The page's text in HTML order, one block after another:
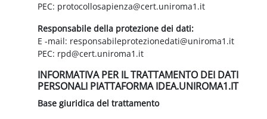
PEC: protocollosapienza@cert.uniroma1.it
Responsabile della protezione dei dati:
E -mail: responsabileprotezionedati@uniroma1.it
PEC: rpd@cert.uniroma1.it
INFORMATIVA PER IL TRATTAMENTO DEI DATI
PERSONALI PIATTAFORMA IDEA.UNIROMA1.IT
Base giuridica del trattamento